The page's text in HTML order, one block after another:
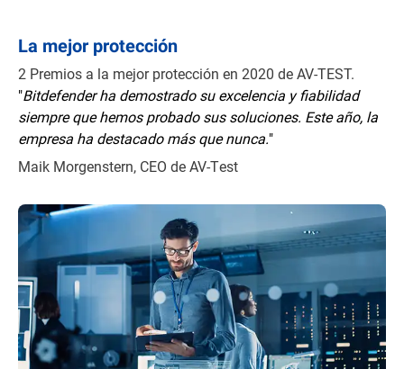
La mejor protección
2 Premios a la mejor protección en 2020 de AV-TEST.
"Bitdefender ha demostrado su excelencia y fiabilidad
siempre que hemos probado sus soluciones. Este año, la
empresa ha destacado más que nunca."
Maik Morgenstern, CEO de AV-Test